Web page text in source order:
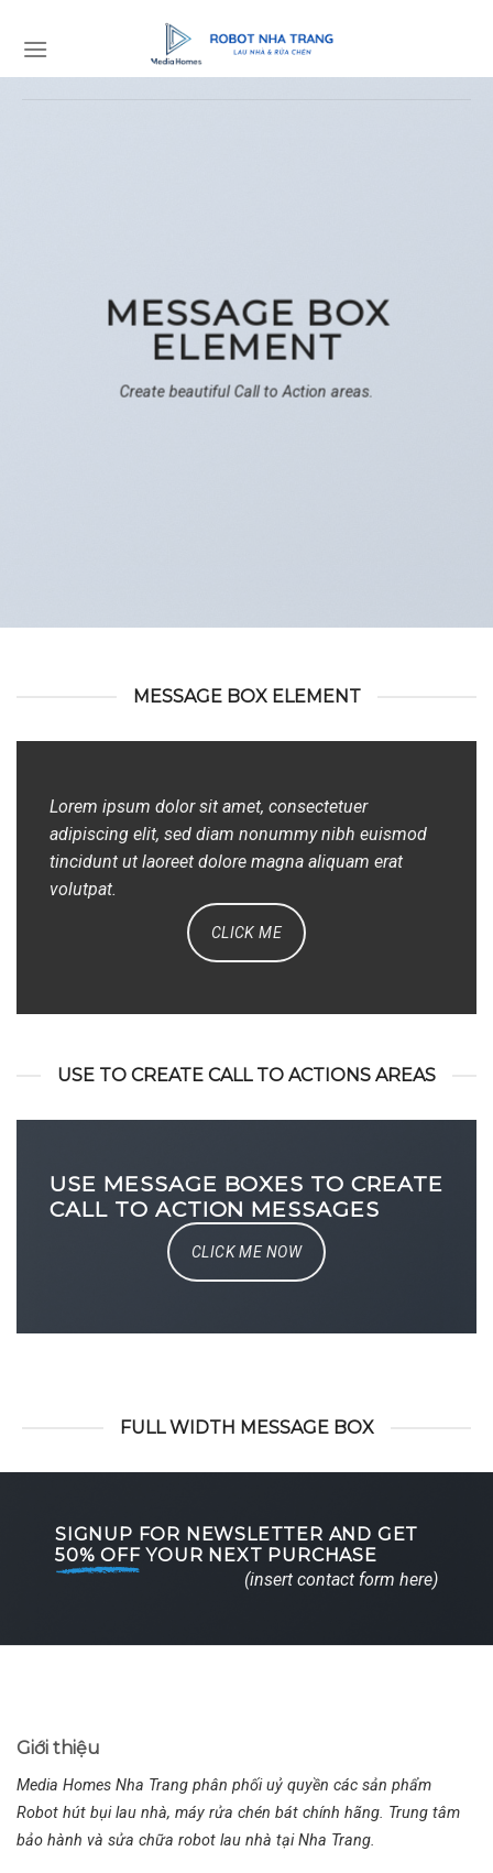
MESSAGE BOX
ELEMENT
Create beautiful Call to Action areas.
MESSAGE BOX ELEMENT
Lorem ipsum dolor sit amet, consectetuer
adipiscing elit, sed diam nonummy nibh euismod
tincidunt ut laoreet dolore magna aliquam erat
volutpat.
CLICK ME
USE TO CREATE CALL TO ACTIONS AREAS
USE MESSAGE BOXES TO CREATE
CALL TO ACTION MESSAGES
CLICK ME NOW
FULL WIDTH MESSAGE BOX
SIGNUP FOR NEWSLETTER AND GET
50% OFFYOUR NEXT PURCHASE
(insert contact form here)
Giới thiệu
Media Homes Nha Trang phân phối uỷ quyền các sản phẩm
Robot hút bụi lau nhà, máy rửa chén bát chính hãng. Trung tâm
bảo hành và sửa chữa robot lau nhà tại Nha Trang.